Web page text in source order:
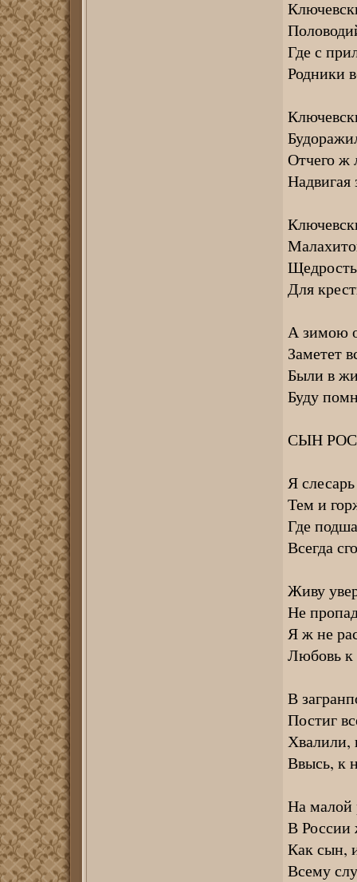
Где с
Родники
Отчего ж
Надвигая
Щедрость
Для
А зимою
Заметет
Были в
Буду
СЫН
Я
Тем и
Где
Всегда
Живу
Не
Я ж не
Любовь к
В
Постиг
Хвалили,
Ввысь, к
На малой
В России
Как сын,
Всему